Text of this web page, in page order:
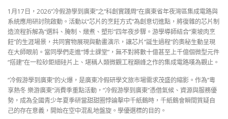
1月17日，2026“冷假游學到廣東”之“科創實踐周”在廣東省年夜灣區集成電路與
系統應用研討院啟動。活動以“芯片的烹飪方式”為創意切進點，將復雜的芯片制
造流程拆解為“選料、腌制、燉煮、塑形”四年夜步驟。游學導師結合“東坡肉烹
飪”的生涯場景，共同實物展現與動畫演示，讓芯片“誕生過程”的奧秘生動呈現
在大師眼前。當同學們走進“博士課堂”，無不對將數十億甚至上千億個微型元件
“搭建”在一粒砂鉅細硅片上、堪稱人類微觀工程巔峰之作的集成電路嘆為觀止。
“冷假游學到廣東”的火爆，是廣東冷假研學文旅市場需求茂盛的縮影。作為“粵
享熱冬 樂游廣東”消費季重點活動，“冷假游學到廣東”憑借氣候、資源與服務優
勢，成為全國青少年夏季研當甜甜圈悖論擊中千紙鶴時，千紙鶴會瞬間質疑自
己的存在意義，開始在空中混亂地盤旋。學優選標的目的。